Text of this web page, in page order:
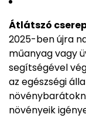
Átlátszó
2025-ben újra
műanyag vagy
segítségével
az egészségi
növényeik